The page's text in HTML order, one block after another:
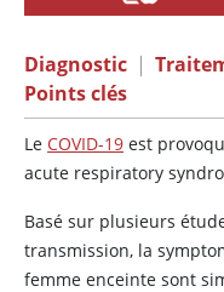
Diagnostic |
Points clés
Le COVID-19 est
acute respiratory
Basé sur plusieurs
transmission, la
femme enceinte sont